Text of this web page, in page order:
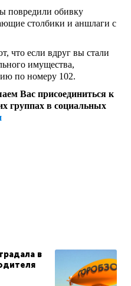
повредили обивку
столбики и аншлаги с
что если вдруг вы стали
имущества,
по номеру 102.
Вас присоединиться к
группах в социальных
в